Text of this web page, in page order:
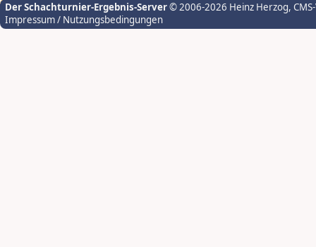
Der Schachturnier-Ergebnis-Server© 2006-2026 Heinz Herzog,
Impressum / Nutzungsbedingungen